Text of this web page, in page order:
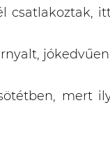
csatlakoztak,
mert